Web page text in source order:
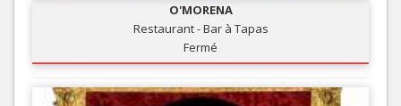
O'MORENA
Restaurant - Bar à Tapas
Fermé